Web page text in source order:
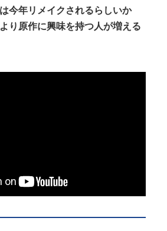
今年リメイクされるらしいか
り原作に興味を持つ人が増える